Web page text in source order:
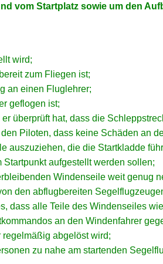
vom Startplatz sowie um den
wird;
zum Fliegen ist;
an einen Fluglehrer;
geflogen ist;
überprüft hat, dass die
Piloten, dass keine Schäden an
auszuziehen, die die Startkladde
aufgestellt werden sollen;
Windenseile weit genug
den abflugbereiten
dass alle Teile des Windenseiles
an den Windenfahrer
regelmäßig abgelöst wird;
zu nahe am startenden